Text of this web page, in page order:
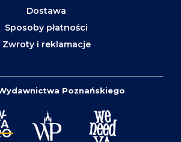
Dostawa
Sposoby płatności
Zwroty i reklamacje
Poznańskiego